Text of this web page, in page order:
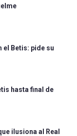
el Betis: pide su
hasta final de
ilusiona al Real